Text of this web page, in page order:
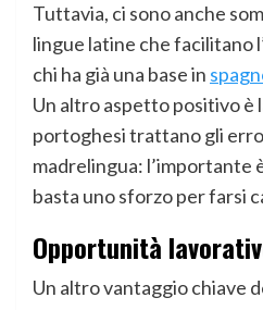
Tuttavia, ci sono anche
lingue latine che facilitano
chi ha già una base in
Un altro aspetto positivo è
portoghesi trattano gli
madrelingua: l’importante
basta uno sforzo per farsi
Opportunità
Un altro vantaggio chiave